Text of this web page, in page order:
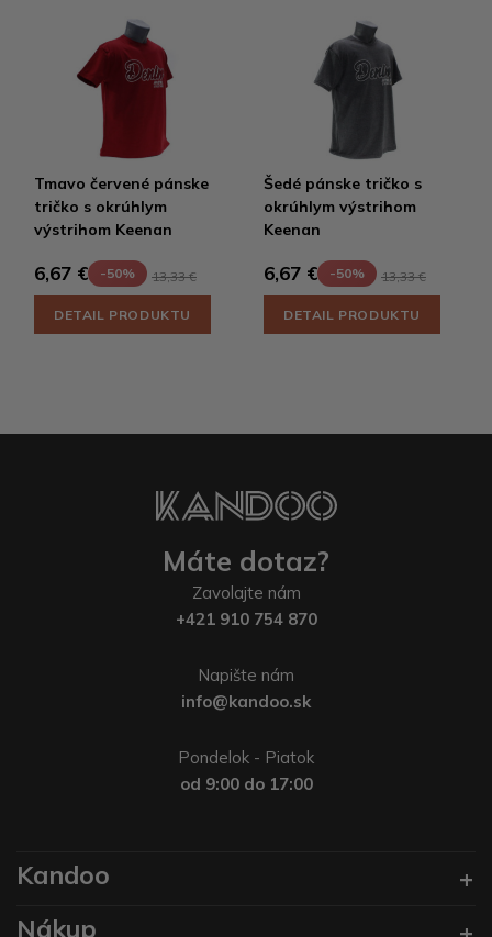
Tmavo červené pánske
tričko s okrúhlym
výstrihom Keenan
6,67 € -50% 13,33 €
DETAIL PRODUKTU
Šedé pánske tričko s
okrúhlym výstrihom
Keenan
6,67 € -50% 13,33 €
DETAIL PRODUKTU
Máte dotaz?
Zavolajte nám
+421 910 754 870
Napište nám
info@kandoo.sk
Pondelok - Piatok
od 9:00 do 17:00
Kandoo
Nákup